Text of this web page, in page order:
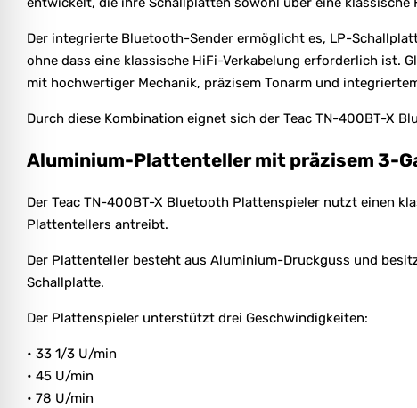
Der integrierte Bluetooth-Sender ermöglicht es, LP-
ohne dass eine klassische HiFi-Verkabelung erforderlich ist.
mit hochwertiger Mechanik, präzisem Tonarm und
Durch diese Kombination eignet sich der Teac TN-400BT-X
Aluminium-Plattenteller mit präzisem 3-
Der Teac TN-400BT-X Bluetooth Plattenspieler nutzt einen
Plattentellers antreibt.
Der Plattenteller besteht aus Aluminium-Druckguss und
Schallplatte.
Der Plattenspieler unterstützt drei Geschwindigkeiten:
• 33 1/3 U/min
• 45 U/min
• 78 U/min